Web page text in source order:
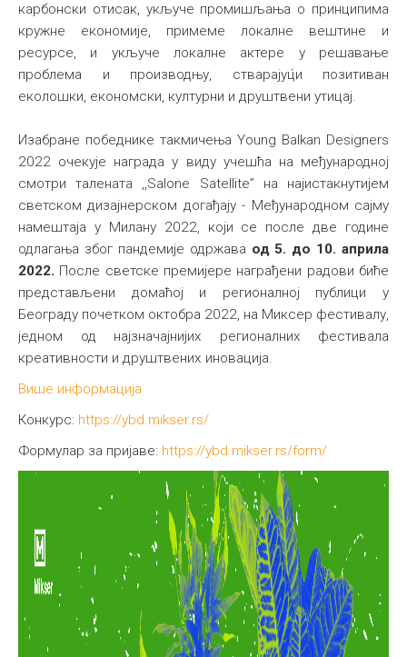
карбонски отисак, укључе промишљања о принципима
кружне економије, примеме локалне вештине и
ресурсе, и укључе локалне актере у решавање
проблема и производњу, стварајуц́и позитиван
еколошки, економски, културни и друштвени утицај.
Изабране победнике такмичења Young Balkan Designers
2022 очекује награда у виду учешћа на међународној
смотри талената ,,Salone Satellite” на најистакнутијем
светском дизајнерском догађају - Међународном сајму
намештаја у Милану 2022, који се после две године
одлагања због пандемије одржава од 5. до 10. априла
2022. После светске премијере награђени радови биће
представљени домаћој и регионалној публици у
Београду почетком октобра 2022, на Миксер фестивалу,
једном од најзначајнијих регионалних фестивала
креативности и друштвених иновација.
Више информација
Конкурс: https://ybd.mikser.rs/
Формулар за пријаве: https://ybd.mikser.rs/form/